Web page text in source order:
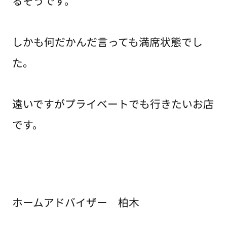
しかも何だかんだ言っても満席状態でし
た。
遠いですがプライベートでも行きたいお店
です。
ホームアドバイザー 柏木